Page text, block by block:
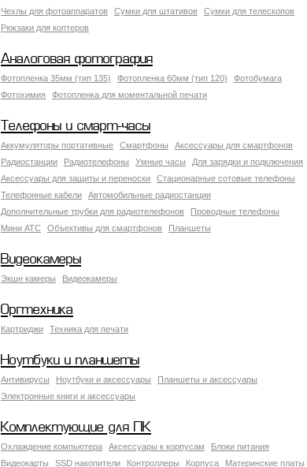
Чехлы для фотоаппаратов
Сумки для штативов
Сумки для телескопов
Рюкзаки для коптеров
Аналоговая фотография
Фотопленка 35мм (тип 135) Фотопленка 60мм (тип 120)
Фотобумага
Фотохимия
Фотопленка для моментальной печати
Телефоны и смарт-часы
Аккумуляторы портативные Смартфоны
Аксессуары для смартфонов
Радиостанции
Радиотелефоны Умные часы
Для зарядки и подключения
Аксессуары для защиты и переноски
Стационарные сотовые телефоны
Телефонные кабели
Автомобильные радиостанции
Дополнительные трубки для радиотелефонов
Проводные телефоны
Мини АТС
Объективы для смартфонов Планшеты
Видеокамеры
Экшн камеры Видеокамеры
Оргтехника
Картриджи Техника для печати
Ноутбуки и планшеты
Антивирусы Ноутбуки и аксессуары
Планшеты и аксессуары
Электронные книги и аксессуары
Комплектующие для ПК
Охлаждение компьютера Аксессуары к корпусам
Блоки питания
Видеокарты
SSD накопители Контроллеры Корпуса Материнские платы